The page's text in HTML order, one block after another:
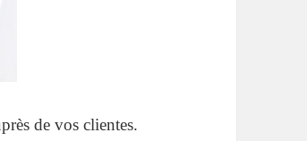
de vos clientes.